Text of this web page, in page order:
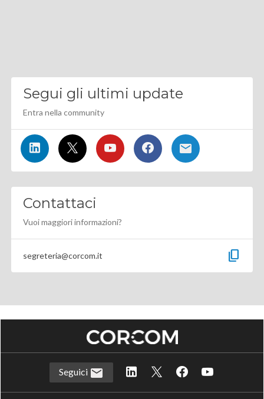
Segui gli ultimi update
Entra nella community
Contattaci
Vuoi maggiori informazioni?
segreteria@corcom.it content_copy
Seguici